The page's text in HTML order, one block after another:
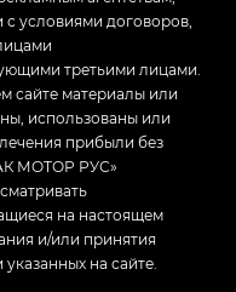
с условиями договоров,
третьими лицами.
сайте материалы или
использованы или
прибыли без
МОТОР РУС»
на настоящем
и/или принятия
на сайте.